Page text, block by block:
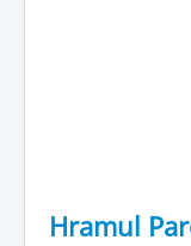
Hramul